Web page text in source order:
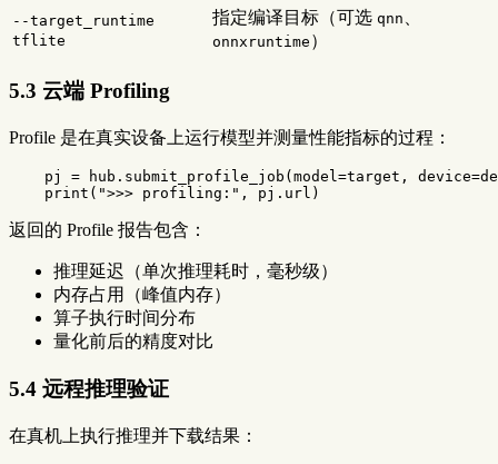
--target_runtime
tflite
指定编译目标（可选 qnn
onnxruntime ）
5.3 云端 Profiling
Profile 是在真实设备上运行模型并测量性能指标的过程：
pj = hub . submit_profile_job ( model=target , device=
print ( ">>> profiling:" , pj . url )
返回的 Profile 报告包含：
推理延迟（单次推理耗时，毫秒级）
内存占用（峰值内存）
算子执行时间分布
量化前后的精度对比
5.4 远程推理验证
在真机上执行推理并下载结果：